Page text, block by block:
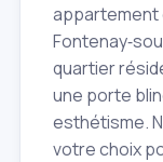
appartement
quartier
une porte
esthétisme.
votre choix